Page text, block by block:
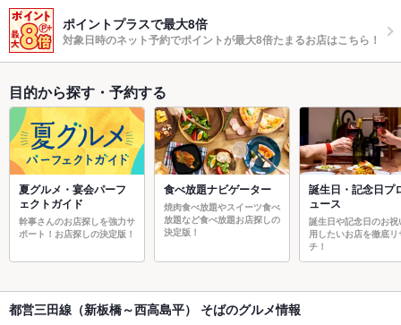
ポイントプラスで最大8倍
対象日時のネット予約でポイントが最大8倍たまるお店はこちら！
目的から探す・予約する
夏グルメ・宴会パーフ
ェクトガイド
幹事さんのお店探しを強力サ
ポート！お店探しの決定版！
食べ放題ナビゲーター
焼肉食べ放題やスイーツ食べ
放題など食べ放題お店探しの
決定版！
誕生日・記念日プ
ュース
誕生日や記念日のお祝
用したいお店を徹底リ
チ！
都営三田線（新板橋～西高島平） そばのグルメ情報